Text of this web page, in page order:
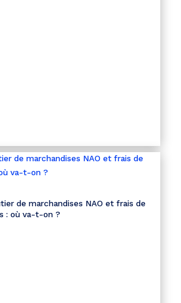
de marchandises NAO et frais de
: où va-t-on ?